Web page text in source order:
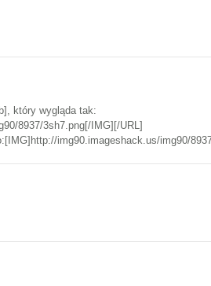
który wygląda tak:
8937/3sh7.png[/IMG][/URL]
img90.imageshack.us/img90/